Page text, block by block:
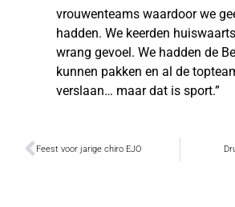
vrouwenteams waardoor we
hadden. We keerden
wrang gevoel. We hadden de
kunnen pakken en al de
verslaan… maar dat is sport.”
Feest voor jarige chiro EJO